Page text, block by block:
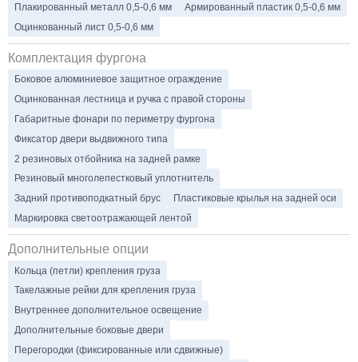
Плакированный металл 0,5-0,6 мм
Армированный пластик 0,5-0,6 мм
Оцинкованный лист 0,5-0,6 мм
Комплектация фургона
Боковое алюминиевое защитное ограждение
Оцинкованная лестница и ручка с правой стороны
Габаритные фонари по периметру фургона
Фиксатор двери выдвижного типа
2 резиновых отбойника на задней рамке
Резиновый многолепестковый уплотнитель
Задний противоподкатный брус
Пластиковые крылья на задней оси
Маркировка светоотражающей лентой
Дополнительные опции
Кольца (петли) крепления груза
Такелажные рейки для крепления груза
Внутреннее дополнительное освещение
Дополнительные боковые двери
Перегородки (фиксированные или сдвижные)